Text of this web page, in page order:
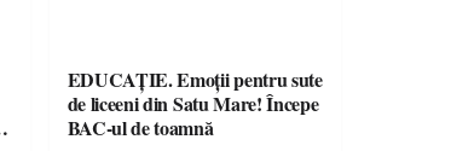
EDUCAȚIE. Emoții pentru sute
de liceeni din Satu Mare! Începe
BAC-ul de toamnă